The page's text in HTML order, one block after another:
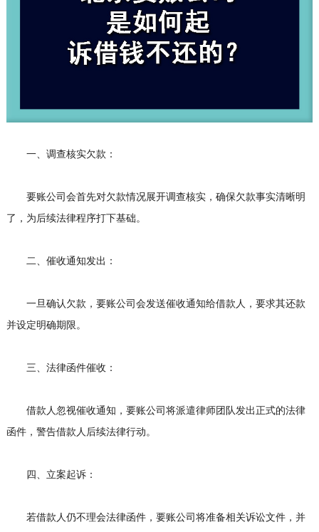
一、调查核实欠款：
要账公司会首先对欠款情况展开调查核实，确保欠款事实清晰明
了，为后续法律程序打下基础。
二、催收通知发出：
一旦确认欠款，要账公司会发送催收通知给借款人，要求其还款
并设定明确期限。
三、法律函件催收：
借款人忽视催收通知，要账公司将派遣律师团队发出正式的法律
函件，警告借款人后续法律行动。
四、立案起诉：
若借款人仍不理会法律函件，要账公司将准备相关诉讼文件，并